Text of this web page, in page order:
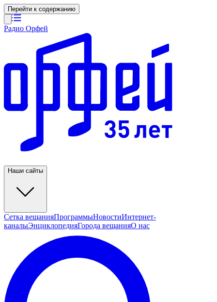
Перейти к содержанию
Радио Орфей
Наши сайты
Сетка вещанияПрограммыНовостиИнтернет-
каналыЭнциклопедияГорода вещанияО нас